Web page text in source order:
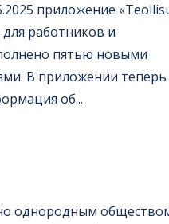
приложение
работников и
пятью новыми
В приложении теперь
об...
однородным